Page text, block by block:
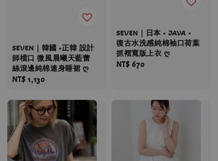
SEVEN｜韓國 •正韓 設計
師檔口 微風晨曦天藍蕾
絲滾邊純棉連身睡裙 ღ
Regular
NT$ 1,130
SEVEN｜日本 • JAVA •
復古水洗感純棉袖口荷葉
抓褶寬版上衣 ღ
Regular
NT$ 670